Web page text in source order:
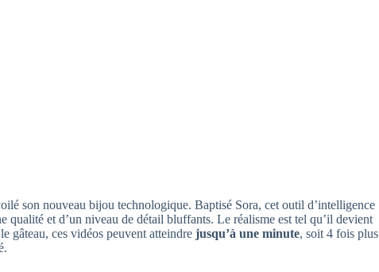
son nouveau bijou technologique. Baptisé Sora, cet outil d’intelligence
qualité et d’un niveau de détail bluffants. Le réalisme est tel qu’il devient
gâteau, ces vidéos peuvent atteindre jusqu’à une minute, soit 4 fois plus